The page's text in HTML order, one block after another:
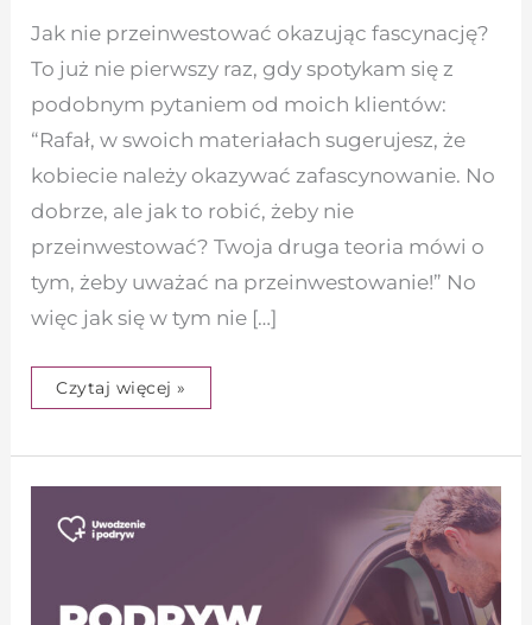
Jak nie przeinwestować okazując fascynację?
To już nie pierwszy raz, gdy spotykam się z
podobnym pytaniem od moich klientów:
“Rafał, w swoich materiałach sugerujesz, że
kobiecie należy okazywać zafascynowanie. No
dobrze, ale jak to robić, żeby nie
przeinwestować? Twoja druga teoria mówi o
tym, żeby uważać na przeinwestowanie!” No
więc jak się w tym nie […]
Czytaj więcej »
Podryw
ukrytej
kamery